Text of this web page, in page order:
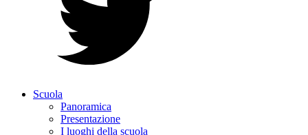
Scuola
Panoramica
Presentazione
I luoghi della scuola